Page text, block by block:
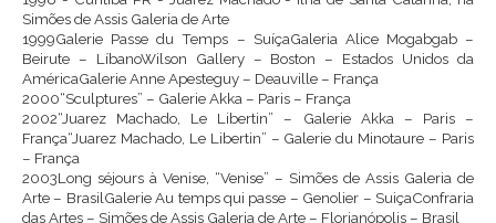
Simões de Assis Galeria de Arte
1999Galerie Passe du Temps – SuíçaGaleria Alice Mogabgab –
Beirute – LíbanoWilson Gallery – Boston – Estados Unidos da
AméricaGalerie Anne Apesteguy – Deauville – França
2000“Sculptures” – Galerie Akka – Paris – França
2002“Juarez Machado, Le Libertin” – Galerie Akka – Paris –
França“Juarez Machado, Le Libertin” – Galerie du Minotaure – Paris
– França
2003Long séjours à Venise, “Venise” – Simões de Assis Galeria de
Arte – BrasilGalerie Au temps qui passe – Genolier – SuiçaConfraria
das Artes – Simões de Assis Galeria de Arte – Florianópolis – Brasil